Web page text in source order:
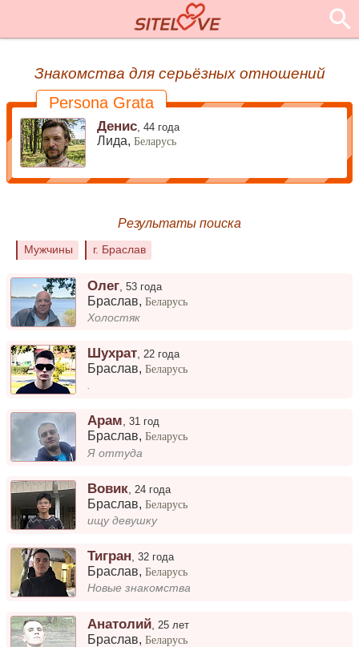
Знакомства для серьёзных отношений
Persona Grata
Денис ,44 года
Лида,Беларусь
Результаты поиска
Мужчины г. Браслав
Олег ,53 года
Браслав,Беларусь
Холостяк
Шухрат 22 года
Браслав,Беларусь
.
Арам,31 год
Браслав,Беларусь
Я оттуда
Вовик 24 года
Браслав,Беларусь
ищу девушку
Тигран ,32 года
Браслав,Беларусь
Новые знакомства
Анатолий 25 лет
Браслав,Беларусь